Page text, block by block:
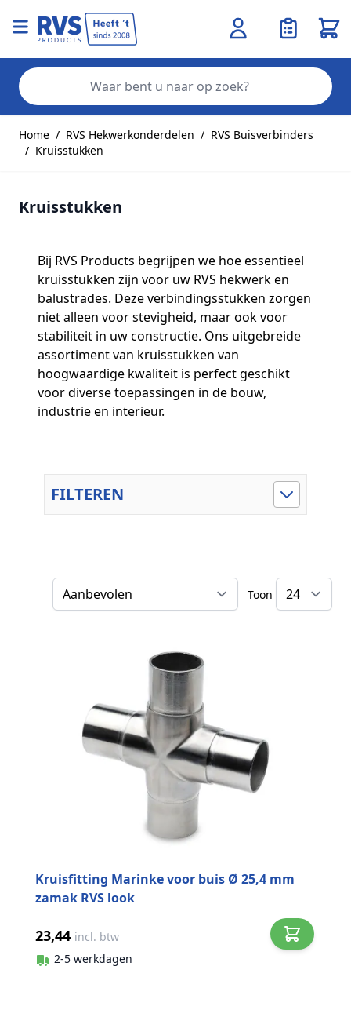
Home / RVS Hekwerkonderdelen / RVS Buisverbinders
/ Kruisstukken
Kruisstukken
Bij RVS Products begrijpen we hoe essentieel
kruisstukken zijn voor uw RVS hekwerk en
balustrades. Deze verbindingsstukken zorgen
niet alleen voor stevigheid, maar ook voor
stabiliteit in uw constructie. Ons uitgebreide
assortiment van kruisstukken van
hoogwaardige kwaliteit is perfect geschikt
voor diverse toepassingen in de bouw,
industrie en interieur.
FILTEREN
Sorteer op
Toon
Kruisfitting Marinke voor buis Ø 25,4 mm
zamak RVS look
23,44 incl. btw
2-5 werkdagen